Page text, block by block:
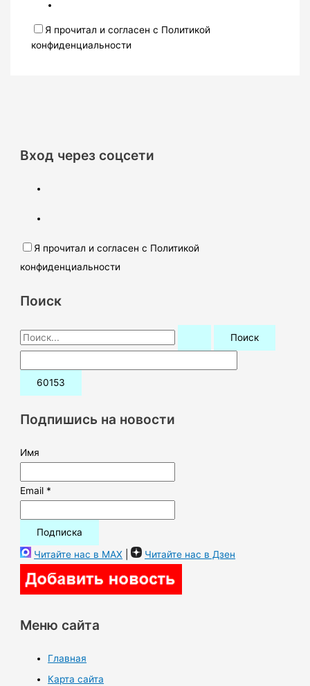
Я прочитал и согласен с Политикой
конфиденциальности
Вход через соцсети
Я прочитал и согласен с Политикой
конфиденциальности
Поиск
П
о
и
:Подпишись на новости
Имя
Email *
Читайте нас в MAX | Читайте нас в Дзен
Меню сайта
Главная
Карта сайта